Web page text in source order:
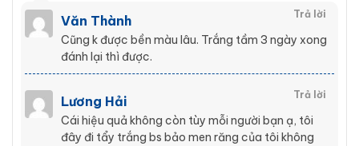
Văn Thành Trả lời
Cũng k được bền màu lâu. Trắng tầm 3 ngày xong
đánh lại thì được.
Lương Hải Trả lời
Cái hiệu quả không còn tùy mỗi người bạn ạ, tôi
đây đi tẩy trắng bs bảo men răng của tôi không